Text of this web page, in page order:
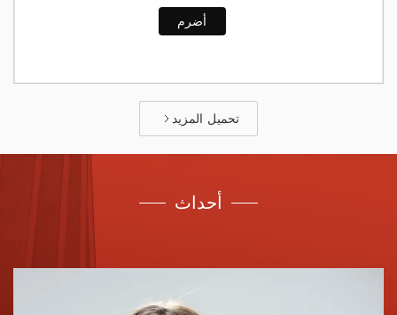
أضرم
تحميل المزيد
أحداث